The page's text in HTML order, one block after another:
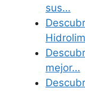
sus…
mejor…